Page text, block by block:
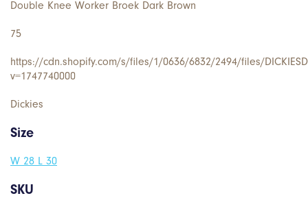
Double Knee Worker Broek Dark Brown
75
https://cdn.shopify.com/s/files/1/0636/6832/2494/files/
v=1747740000
Dickies
Size
W 28 L 30
SKU